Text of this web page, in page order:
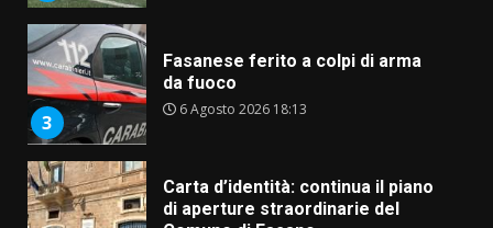
3
Fasanese ferito a colpi di arma
da fuoco
6 Agosto 2026 18:13
Carta d’identità: continua il piano
di aperture straordinarie del